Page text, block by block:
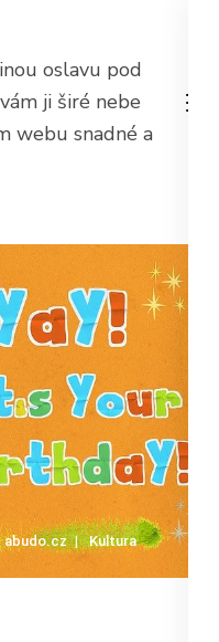
oslavu pod
ji širé nebe
webu snadné a
abudo.cz Kultura